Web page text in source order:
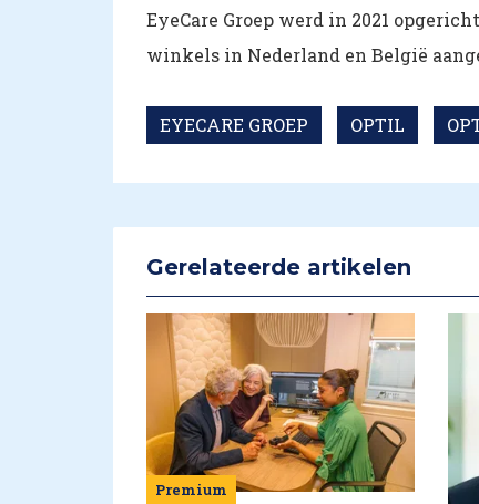
EyeCare Groep werd in 2021
winkels in Nederland en België
EYECARE GROEP OPTIL
Gerelateerde artikelen
Premium